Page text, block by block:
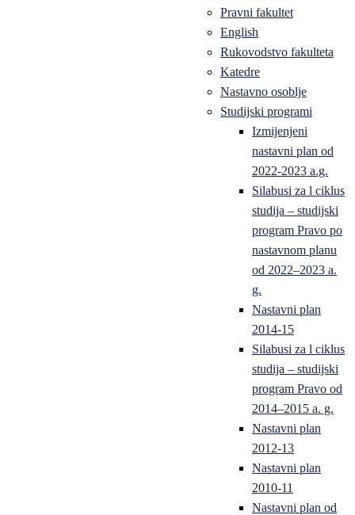
Pravni fakultet
English
Rukovodstvo fakulteta
Katedre
Nastavno osoblje
Studijski programi
Izmijenjeni
nastavni plan od
2022-2023 a.g.
Silabusi za l ciklus
studija – studijski
program Pravo po
nastavnom planu
od 2022–2023 a.
g.
Nastavni plan
2014-15
Silabusi za l ciklus
studija – studijski
program Pravo od
2014–2015 a. g.
Nastavni plan
2012-13
Nastavni plan
2010-11
Nastavni plan od